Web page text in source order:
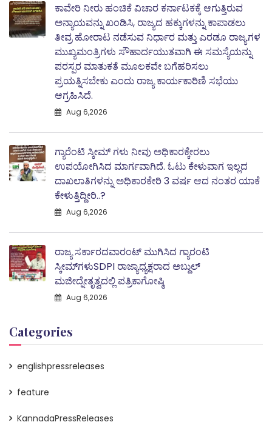
ಕಾವೇರಿ ನೀರು ಹಂಚಿಕೆ ವಿಚಾರ ಕರ್ನಾಟಕಕ್ಕೆ ಆಗುತ್ತಿರುವ
ಅನ್ಯಾಯವನ್ನು ಖಂಡಿಸಿ, ರಾಜ್ಯದ ಹಕ್ಕುಗಳನ್ನು ಕಾಪಾಡಲು
ತೀವ್ರ ಹೋರಾಟ ನಡೆಸುವ ನಿರ್ಧಾರ ಮತ್ತು ಎರಡೂ ರಾಜ್ಯಗಳ
ಮುಖ್ಯಮಂತ್ರಿಗಳು ಸೌಹಾರ್ದಯುತವಾಗಿ ಈ ಸಮಸ್ಯೆಯನ್ನು
ಪರಸ್ಪರ ಮಾತುಕತೆ ಮೂಲಕವೇ ಬಗೆಹರಿಸಲು
ಪ್ರಯತ್ನಿಸಬೇಕು ಎಂದು ರಾಜ್ಯ ಕಾರ್ಯಕಾರಿಣಿ ಸಭೆಯು
ಆಗ್ರಹಿಸಿದೆ.
Aug 6,2026
ಗ್ಯಾರೆಂಟಿ ಸ್ಕೀಮ್ ಗಳು ನೀವು ಅಧಿಕಾರಕ್ಕೇರಲು
ಉಪಯೋಗಿಸಿದ ಮಾರ್ಗವಾಗಿದೆ. ಓಟು ಕೇಳುವಾಗ ಇಲ್ಲದ
ದಾಖಲಾತಿಗಳನ್ನು ಅಧಿಕಾರಕೇರಿ 3 ವರ್ಷ ಆದ ನಂತರ ಯಾಕೆ
ಕೇಳುತ್ತಿದ್ದೀರಿ..?
Aug 6,2026
ರಾಜ್ಯ ಸರ್ಕಾರದವಾರಂಟ್ ಮುಗಿಸಿದ ಗ್ಯಾರಂಟಿ
ಸ್ಕೀಮ್‌ಗಳುSDPI ರಾಜ್ಯಾಧ್ಯಕ್ಷರಾದ ಅಬ್ದುಲ್
ಮಜೀದ್ನೇತೃತ್ವದಲ್ಲಿ ಪತ್ರಿಕಾಗೋಷ್ಠಿ
Aug 6,2026
Categories
englishpressreleases
feature
KannadaPressReleases